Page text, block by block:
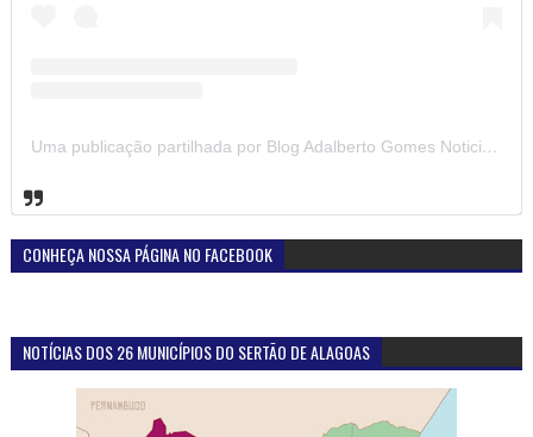
Uma publicação partilhada por Blog Adalberto Gomes Noticias (@blogadalbertogomesnoticiass)
CONHEÇA NOSSA PÁGINA NO FACEBOOK
NOTÍCIAS DOS 26 MUNICÍPIOS DO SERTÃO DE ALAGOAS